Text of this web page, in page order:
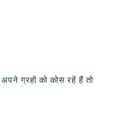
ग्रहों को कोस रहें हैं तो